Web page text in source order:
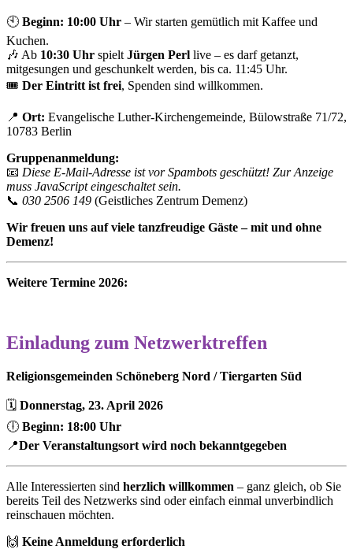
🕙 Beginn: 10:00 Uhr – Wir starten gemütlich mit Kaffee und
Kuchen.
🎶 Ab 10:30 Uhr spielt Jürgen Perl live – es darf getanzt,
mitgesungen und geschunkelt werden, bis ca. 11:45 Uhr.
🎟️ Der Eintritt ist frei, Spenden sind willkommen.
📍 Ort: Evangelische Luther-Kirchengemeinde, Bülowstraße 71/72,
10783 Berlin
Gruppenanmeldung:
📧 Diese E-Mail-Adresse ist vor Spambots geschützt! Zur Anzeige
muss JavaScript eingeschaltet sein.
📞 030 2506 149 (Geistliches Zentrum Demenz)
Wir freuen uns auf viele tanzfreudige Gäste – mit und ohne
Demenz!
Weitere Termine 2026:
Einladung zum Netzwerktreffen
Religionsgemeinden Schöneberg Nord / Tiergarten Süd
🗓️ Donnerstag, 23. April 2026
🕕 Beginn: 18:00 Uhr
📍Der Veranstaltungsort wird noch bekanntgegeben
Alle Interessierten sind herzlich willkommen – ganz gleich, ob Sie
bereits Teil des Netzwerks sind oder einfach einmal unverbindlich
reinschauen möchten.
🙌 Keine Anmeldung erforderlich